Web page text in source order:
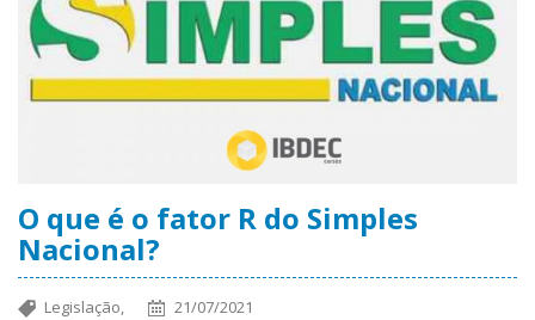
O que é o fator R do Simples
Nacional?
Legislação, 21/07/2021